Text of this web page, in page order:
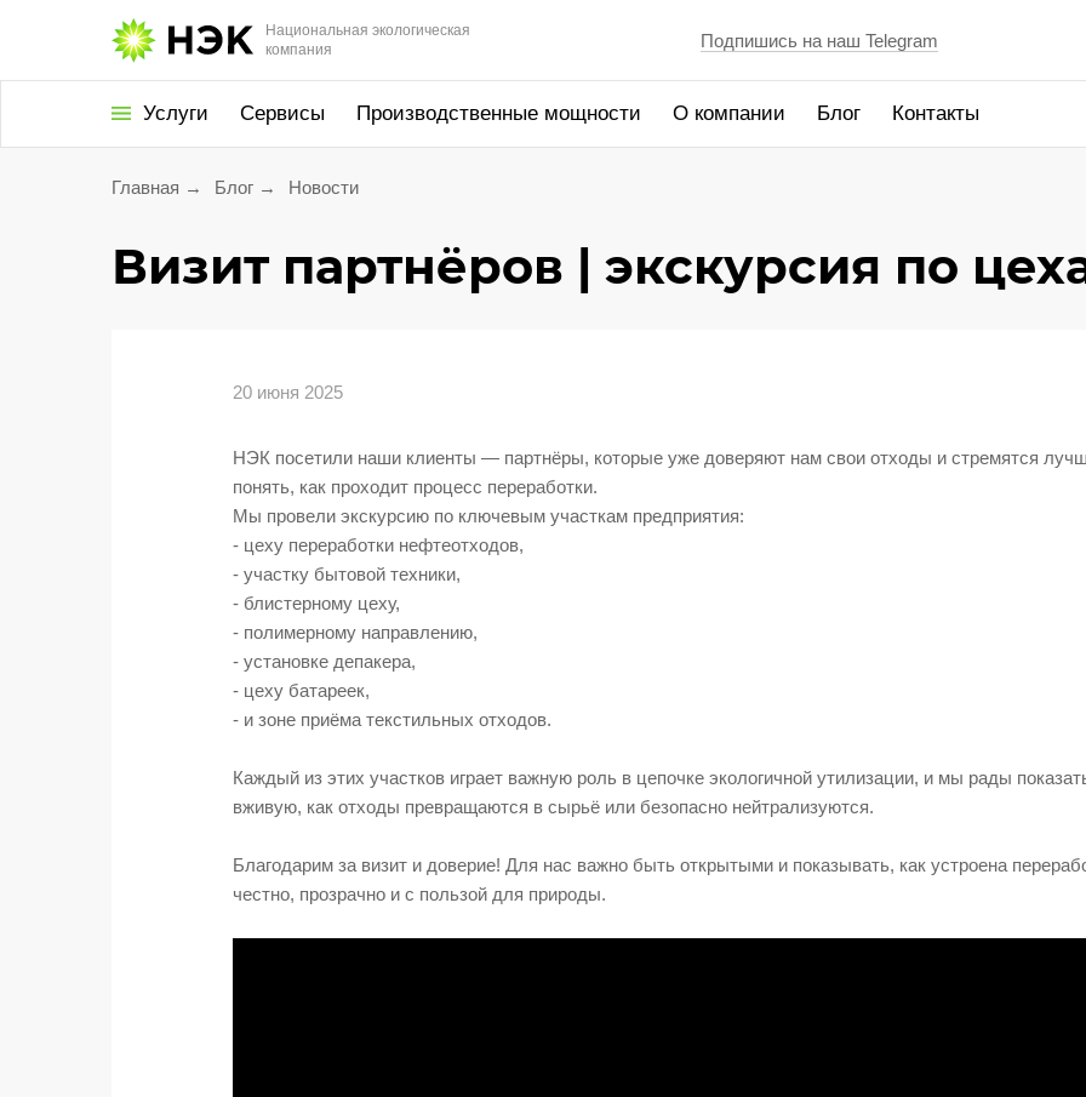
Национальная экологическая
компания
Подпишись на наш Telegram
Услуги Сервисы Производственные мощности О компании Блог Контакты
Экологическое
Услуги для населения
Утилизация
фармацевтической
продукции
Лекарственные средства
Просроченные продукты
Медицинские отходы
Таможенный конфискат
Биологические отходы
Мед. учреждения (гос.)
Наука
Финансы
Пищевое производство
Главная → Блог → Новости
Визит партнёров | экскурсия по
20 июня 2025
НЭК посетили наши клиенты — партнёры, которые уже доверяют нам свои отходы и стремятся
понять, как проходит процесс переработки.
Мы провели экскурсию по ключевым участкам предприятия:
- цеху переработки нефтеотходов,
- участку бытовой техники,
- блистерному цеху,
- полимерному направлению,
- установке депакера,
- цеху батареек,
- и зоне приёма текстильных отходов.
Каждый из этих участков играет важную роль в цепочке экологичной утилизации, и мы рады
вживую, как отходы превращаются в сырьё или безопасно нейтрализуются.
Благодарим за визит и доверие! Для нас важно быть открытыми и показывать, как устроена
честно, прозрачно и с пользой для природы.